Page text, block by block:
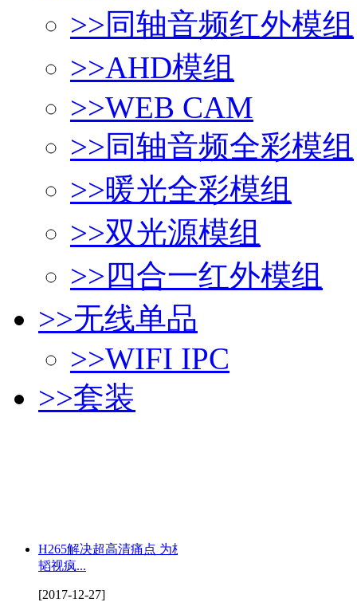
>>同轴音频红外模组
>>AHD模组
>>WEB CAM
>>同轴音频全彩模组
>>暖光全彩模组
>>双光源模组
>>四合一红外模组
>>无线单品
>>WIFI IPC
>>套装
H265解决超高清痛点 为杭州
韬视疯...
[2017-12-27]